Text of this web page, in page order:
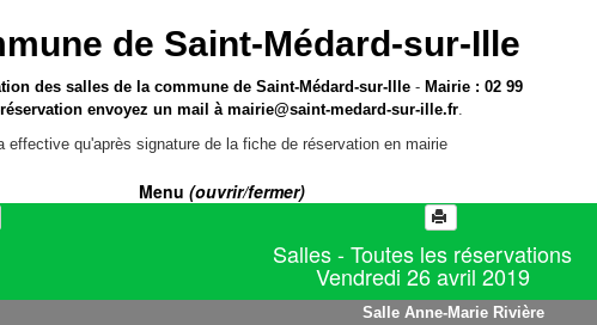
de Saint-Médard-sur-Ille
des salles de la commune de Saint-Médard-sur-Ille - Mairie : 02 99
envoyez un mail àmairie@saint-medard-sur-ille.fr.
effective qu'après signature de la fiche de réservation en mairie
Menu (ouvrir/fermer)
Salles - Toutes les réservations
Vendredi 26 avril 2019
Salle Anne-Marie Rivière